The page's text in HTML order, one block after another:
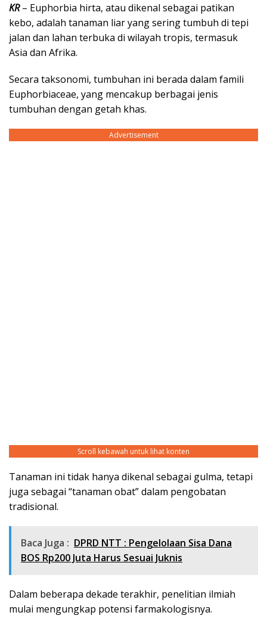
KR– Euphorbia hirta, atau dikenal sebagai patikan
kebo, adalah tanaman liar yang sering tumbuh di tepi
jalan dan lahan terbuka di wilayah tropis, termasuk
Asia dan Afrika.
Secara taksonomi, tumbuhan ini berada dalam famili
Euphorbiaceae, yang mencakup berbagai jenis
tumbuhan dengan getah khas.
Advertisement
Scroll kebawah untuk lihat konten
Tanaman ini tidak hanya dikenal sebagai gulma, tetapi
juga sebagai “tanaman obat” dalam pengobatan
tradisional.
Baca Juga : DPRD NTT : Pengelolaan Sisa Dana
BOS Rp200 Juta Harus Sesuai Juknis
Dalam beberapa dekade terakhir, penelitian ilmiah
mulai mengungkap potensi farmakologisnya.